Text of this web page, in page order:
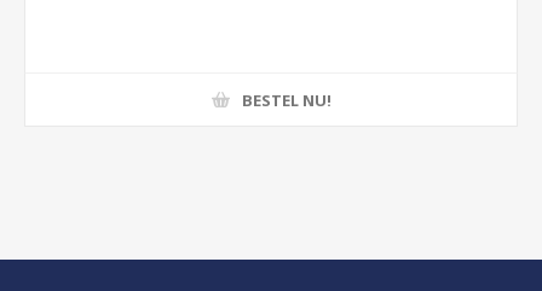
BESTEL NU!